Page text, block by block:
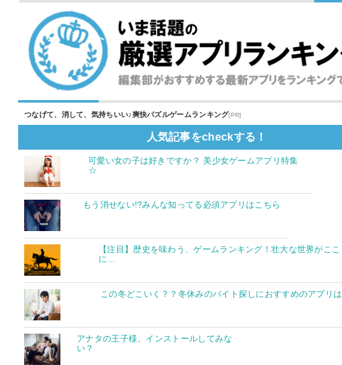
つなげて、消して、気持ちいい♪爽快パズルゲームランキング[PR]
人気記事をcheckする！
可愛い女の子は好きですか？ 美少女ゲームアプリ特集
☆
もう消せない!?みんな知ってる必須アプリはこちら
【注目】歴史を味わう、ゲームランキング！壮大な世界がここ
に…
この冬どこいく？？冬休みのバイト探しにおすすめのアプリ
アナタの王子様、インストールしてみな
い？